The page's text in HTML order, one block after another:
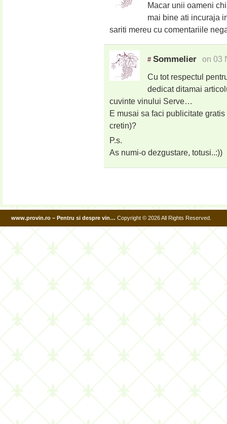
Macar unii oameni
mai bine ati incuraja
sariti mereu cu comentariile
# Sommelier on 03
Cu tot respectul
dedicat ditamai
cuvinte vinului Serve…
E musai sa faci publicitate
cretin)?
P.s.
As numi-o dezgustare, totusi..:))
www.provin.ro – Pentru si despre vin… Copyright © 2026 All Rights Reserved.